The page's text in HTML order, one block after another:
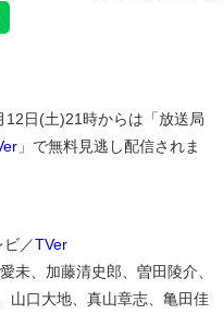
日(土)21時からは「放送局
」で無料見逃し配信されま
ビ／TVer
未、加藤清史郎、曽田陵介、
山口大地、真山章志、亀田佳